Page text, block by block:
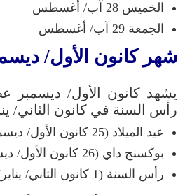
الخميس 28 آب/ أغسطس
الجمعة 29 آب/ أغسطس
شهر كانون الأول/
يشهد كانون الأول/ ديسمبر
رأس السنة في كانون الثاني/
عيد الميلاد (25 كانون الأول/ ديسمبر) يوم الخميس
بوكسنج داي (26 كانون الأول/ ديسمبر) يوم الجمعة
رأس السنة (1 كانون الثاني/ يناير) يوم الخميس التالي